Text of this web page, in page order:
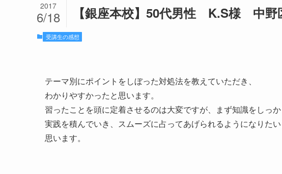
【銀座本校】50代男性 K.S様 中
2017
6/18
受講生の感想
テーマ別にポイントをしぼった対処法を教えていただき、
わかりやすかったと思います。
習ったことを頭に定着させるのは大変ですが、まず知識をしっか
実践を積んでいき、スムーズに占ってあげられるようになりたい
思います。